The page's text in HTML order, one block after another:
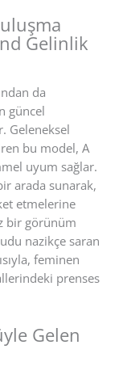
Gelinlik
da
güncel
Geleneksel
bu model, A
uyum sağlar.
arada sunarak,
etmelerine
bir görünüm
nazikçe saran
feminen
prenses
Gelen